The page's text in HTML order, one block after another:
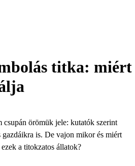
titka: miért
csupán örömük jele: kutatók szerint
is. De vajon mikor és miért
a titokzatos állatok?